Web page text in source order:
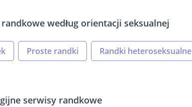
według orientacji seksualnej
Proste randki Randki heteroseksualne
serwisy randkowe